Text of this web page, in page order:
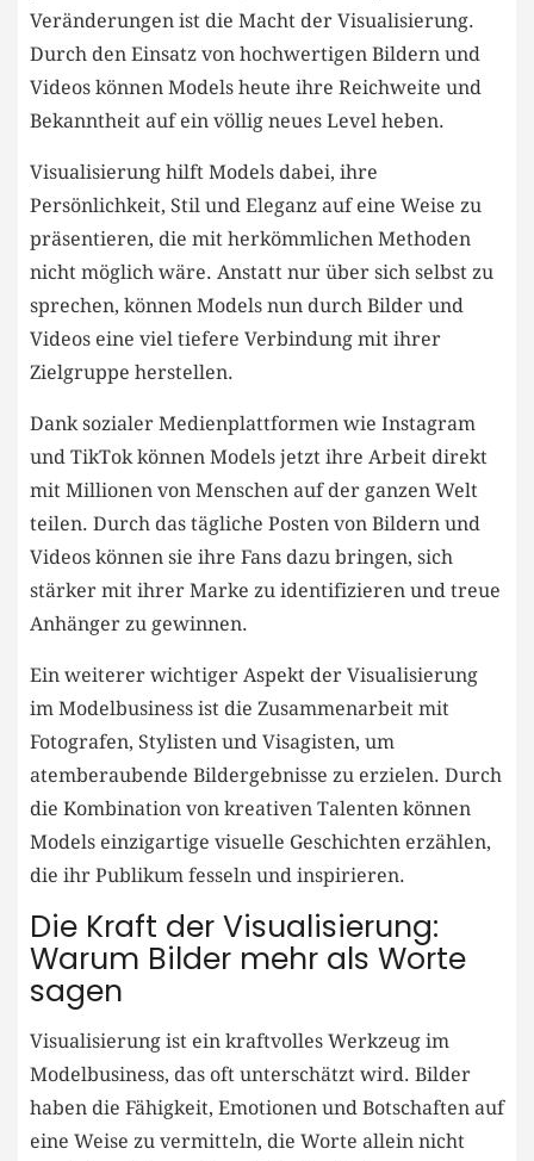
Veränderungen ist⁣ die Macht der Visualisierung.
Durch‍ den Einsatz ​von hochwertigen Bildern und
Videos können Models heute ⁢ihre Reichweite und
Bekanntheit auf ein völlig⁢ neues Level heben.
Visualisierung hilft Models dabei, ihre ​
Persönlichkeit, Stil und Eleganz​ auf eine Weise zu
präsentieren, die mit herkömmlichen Methoden
nicht möglich wäre. ​Anstatt nur über sich selbst zu
sprechen, können Models nun durch Bilder und
Videos eine viel tiefere Verbindung‍ mit ihrer
Zielgruppe herstellen.
Dank sozialer Medienplattformen ‌wie Instagram
und TikTok können Models jetzt ihre Arbeit direkt
mit Millionen ‌von Menschen auf der ganzen Welt
teilen. Durch das⁢ tägliche Posten von Bildern und
Videos können sie ihre Fans dazu bringen,‍ sich
‌stärker mit ihrer Marke zu identifizieren und treue
Anhänger zu gewinnen.
Ein⁢ weiterer wichtiger Aspekt der Visualisierung
im Modelbusiness ist die Zusammenarbeit ​mit
Fotografen, ‍Stylisten‍ und Visagisten, um
atemberaubende Bildergebnisse zu erzielen. Durch
die Kombination von kreativen Talenten ‍können
Models einzigartige visuelle Geschichten erzählen,
die ihr Publikum fesseln und inspirieren.
Die Kraft der Visualisierung:
Warum Bilder mehr als Worte​
sagen
Visualisierung ist ein​ kraftvolles Werkzeug im
Modelbusiness,​ das oft ‍unterschätzt wird. Bilder
haben die Fähigkeit, Emotionen und Botschaften auf
eine Weise​ zu vermitteln,⁢ die Worte ‌allein ⁤nicht